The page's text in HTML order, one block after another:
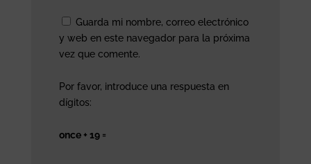
Guarda mi nombre, correo electrónico
y web en este navegador para la próxima
vez que comente.
Por favor, introduce una respuesta en
dígitos:
once + 19 =